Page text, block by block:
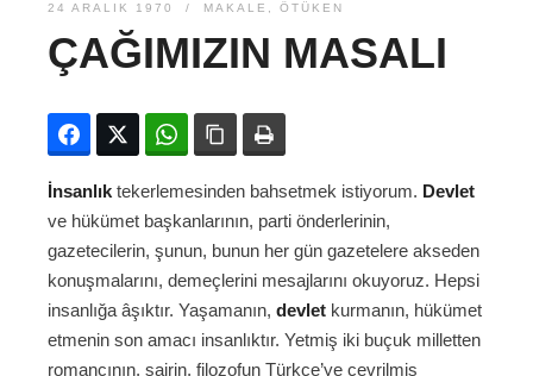
24 ARALIK 1970 MAKALE , ÖTÜKEN
ÇAĞIMIZIN MASALI
FacebookTwitter WhatsAppBağlanıyı kopyala
İnsanlık tekerlemesinden bahsetmek istiyorum. Devlet
ve hükümet başkanlarının, parti önderlerinin,
gazetecilerin, şunun, bunun her gün gazetelere akseden
konuşmalarını, demeçlerini mesajlarını okuyoruz. Hepsi
insanlığa âşıktır. Yaşamanın, devlet kurmanın, hükümet
etmenin son amacı insanlıktır. Yetmiş iki buçuk milletten
romancının, şairin, filozofun Türkçe’ye çevrilmiş